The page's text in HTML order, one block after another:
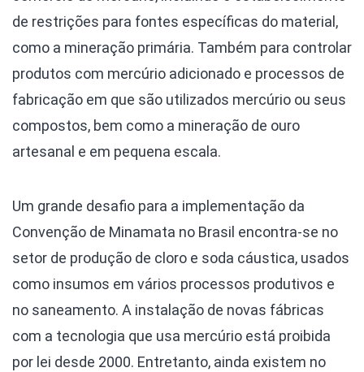
de restrições para fontes específicas do material,
como a mineração primária. Também para controlar
produtos com mercúrio adicionado e processos de
fabricação em que são utilizados mercúrio ou seus
compostos, bem como a mineração de ouro
artesanal e em pequena escala.
Um grande desafio para a implementação da
Convenção de Minamata no Brasil encontra-se no
setor de produção de cloro e soda cáustica, usados
como insumos em vários processos produtivos e
no saneamento. A instalação de novas fábricas
com a tecnologia que usa mercúrio está proibida
por lei desde 2000. Entretanto, ainda existem no